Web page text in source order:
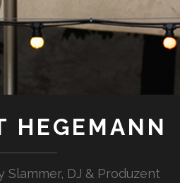
HEGEMANN
Slammer, DJ & Produzent